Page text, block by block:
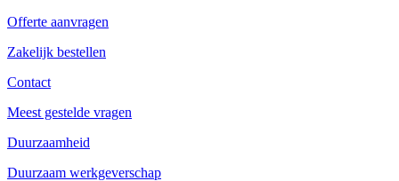
Offerte aanvragen
Zakelijk bestellen
Contact
Meest gestelde vragen
Duurzaamheid
Duurzaam werkgeverschap